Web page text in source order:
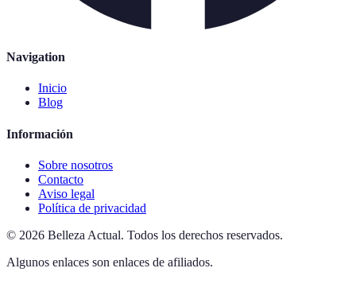
Navigation
Inicio
Blog
Información
Sobre nosotros
Contacto
Aviso legal
Política de privacidad
© 2026 Belleza Actual. Todos los derechos reservados.
Algunos enlaces son enlaces de afiliados.